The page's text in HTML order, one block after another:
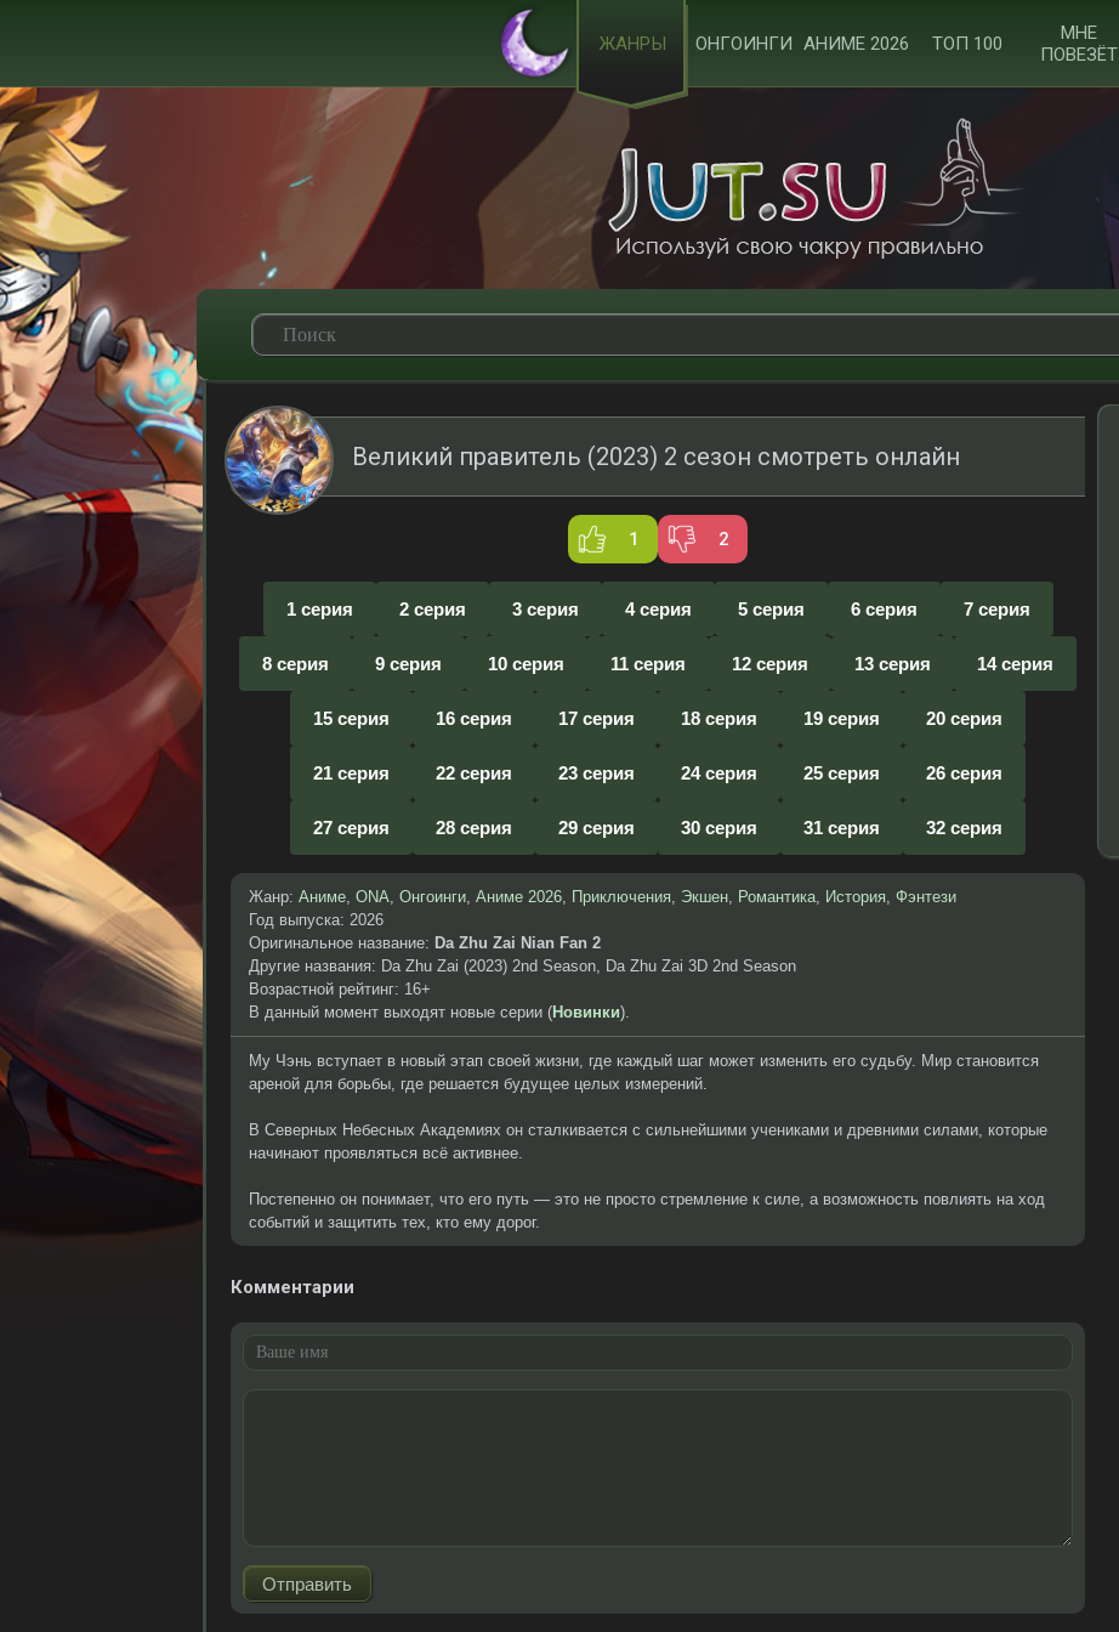
ЖАНРЫ ОНГОИНГИ АНИМЕ 2026 ТОП 100
МНЕ
ПОВЕЗЁТ
Великий правитель (2023) 2 сезон смотреть онлайн
1 2
1 серия 2 серия 3 серия 4 серия 5 серия 6 серия 7 серия
8 серия 9 серия 10 серия 11 серия 12 серия 13 серия 14 серия
15 серия 16 серия 17 серия 18 серия 19 серия 20 серия
21 серия 22 серия 23 серия 24 серия 25 серия 26 серия
27 серия 28 серия 29 серия 30 серия 31 серия 32 серия
Жанр: Аниме, ONA, Онгоинги, Аниме 2026, Приключения, Экшен, Романтика, История, Фэнтези
Год выпуска: 2026
Оригинальное название: Da Zhu Zai Nian Fan 2
Другие названия: Da Zhu Zai (2023) 2nd Season, Da Zhu Zai 3D 2nd Season
Возрастной рейтинг: 16+
В данный момент выходят новые серии (Новинки).
Му Чэнь вступает в новый этап своей жизни, где каждый шаг может изменить его судьбу. Мир становится
ареной для борьбы, где решается будущее целых измерений.
В Северных Небесных Академиях он сталкивается с сильнейшими учениками и древними силами, которые
начинают проявляться всё активнее.
Постепенно он понимает, что его путь — это не просто стремление к силе, а возможность повлиять на ход
событий и защитить тех, кто ему дорог.
Комментарии